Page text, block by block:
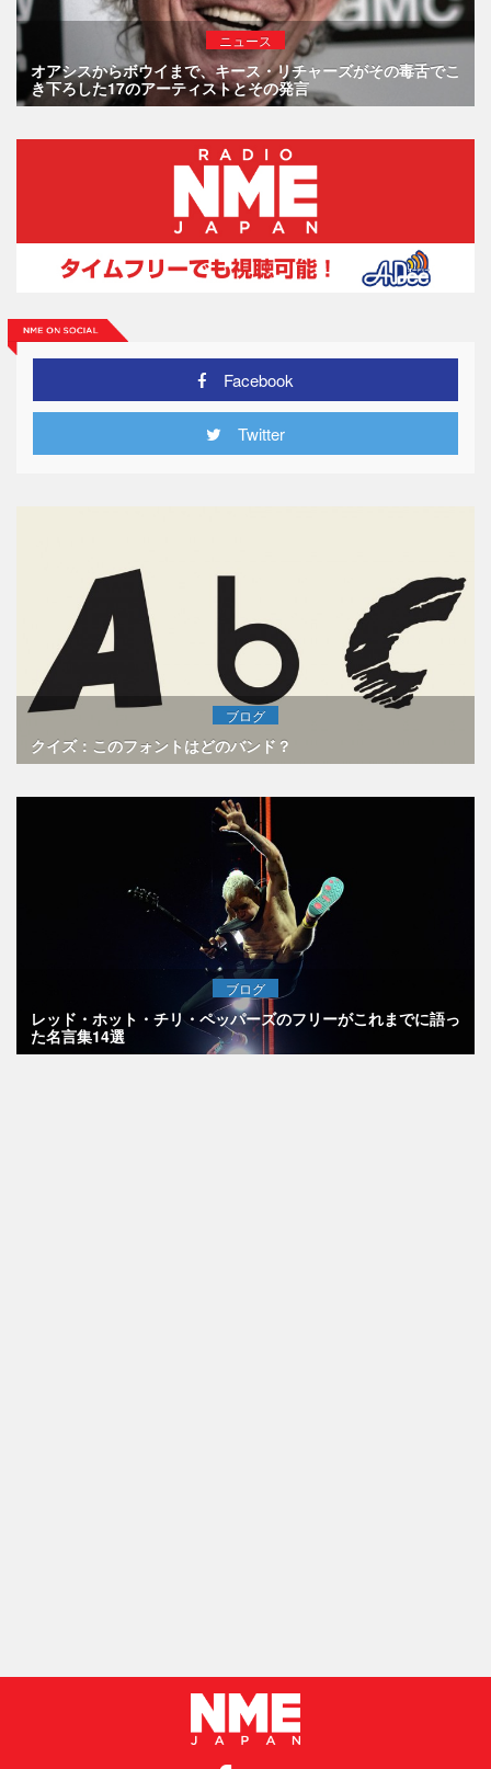
ニュース
オアシスからボウイまで、キース・リチャーズがその毒舌でこ
き下ろした17のアーティストとその発言
Facebook
Twitter
ブログ
クイズ：このフォントはどのバンド？
ブログ
レッド・ホット・チリ・ペッパーズのフリーがこれまでに語っ
た名言集14選